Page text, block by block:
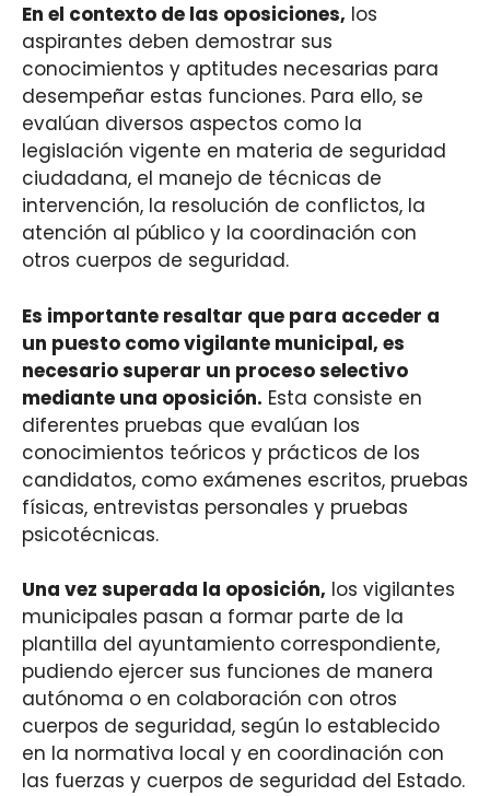
En el contexto de las oposiciones, los
aspirantes deben demostrar sus
conocimientos y aptitudes necesarias para
desempeñar estas funciones. Para ello, se
evalúan diversos aspectos como la
legislación vigente en materia de seguridad
ciudadana, el manejo de técnicas de
intervención, la resolución de conflictos, la
atención al público y la coordinación con
otros cuerpos de seguridad.
Es importante resaltar que para acceder a
un puesto como vigilante municipal, es
necesario superar un proceso selectivo
mediante una oposición. Esta consiste en
diferentes pruebas que evalúan los
conocimientos teóricos y prácticos de los
candidatos, como exámenes escritos, pruebas
físicas, entrevistas personales y pruebas
psicotécnicas.
Una vez superada la oposición, los vigilantes
municipales pasan a formar parte de la
plantilla del ayuntamiento correspondiente,
pudiendo ejercer sus funciones de manera
autónoma o en colaboración con otros
cuerpos de seguridad, según lo establecido
en la normativa local y en coordinación con
las fuerzas y cuerpos de seguridad del Estado.